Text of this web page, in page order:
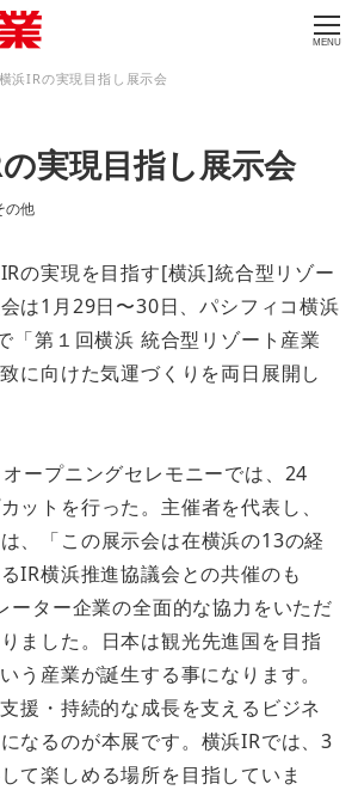
MENU
IRの実現目指し展示会
実現目指し展示会
リー
の他
の実現を目指す[横浜]統合型リゾー
は1月29日〜30日、パシフィコ横浜
「第１回横浜 統合型リゾート産業
に向けた気運づくりを両日展開し
ープニングセレモニーでは、24
ットを行った。主催者を代表し、
、「この展示会は在横浜の13の経
IR横浜推進協議会との共催のも
ーター企業の全面的な協力をいただ
ました。日本は観光先進国を目指
う産業が誕生する事になります。
援・持続的な成長を支えるビジネ
なるのが本展です。横浜IRでは、3
て楽しめる場所を目指していま